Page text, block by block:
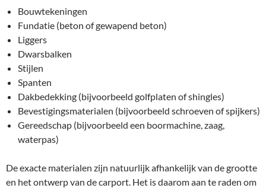
Bouwtekeningen
Fundatie (beton of gewapend beton)
Liggers
Dwarsbalken
Stijlen
Spanten
Dakbedekking (bijvoorbeeld golfplaten of shingles)
Bevestigingsmaterialen (bijvoorbeeld schroeven of spijkers)
Gereedschap (bijvoorbeeld een boormachine, zaag,
waterpas)
De exacte materialen zijn natuurlijk afhankelijk van de grootte
en het ontwerp van de carport. Het is daarom aan te raden om